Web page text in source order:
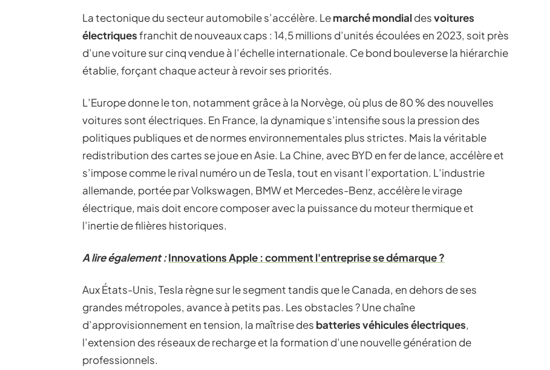
La tectonique du secteur automobile s’accélère. Lemarché mondialdesvoitures
électriquesfranchit de nouveaux caps : 14,5 millions d’unités écoulées en 2023, soit près
d’une voiture sur cinq vendue à l’échelle internationale. Ce bond bouleverse la hiérarchie
établie, forçant chaque acteur à revoir ses priorités.
L’Europe donne le ton, notamment grâce à la Norvège, où plus de 80 % des nouvelles
voitures sont électriques. En France, la dynamique s’intensifie sous la pression des
politiques publiques et de normes environnementales plus strictes. Mais la véritable
redistribution des cartes se joue en Asie. La Chine, avec BYD en fer de lance, accélère et
s’impose comme le rival numéro un de Tesla, tout en visant l’exportation. L’industrie
allemande, portée par Volkswagen, BMW et Mercedes-Benz, accélère le virage
électrique, mais doit encore composer avec la puissance du moteur thermique et
l’inertie de filières historiques.
A lire également :Innovations Apple : comment l'entreprise se démarque ?
Aux États-Unis, Tesla règne sur le segment tandis que le Canada, en dehors de ses
grandes métropoles, avance à petits pas. Les obstacles ? Une chaîne
d’approvisionnement en tension, la maîtrise des batteries véhicules électriques,
l’extension des réseaux de recharge et la formation d’une nouvelle génération de
professionnels.